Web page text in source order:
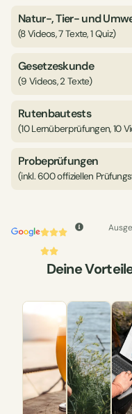
Natur-, Tier- und
(8 Videos, 7 Texte, 1 Quiz)
Gesetzeskunde
(9 Videos, 2 Texte)
Rutenbautests
(10 Lernüberprüfungen, 10
Probeprüfungen
(inkl. 600 offiziellen
Deine